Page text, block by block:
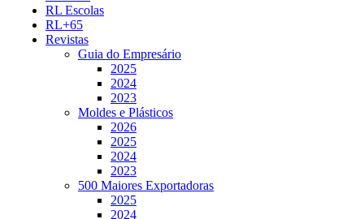
RL Escolas
RL+65
Revistas
Guia do Empresário
2025
2024
2023
Moldes e Plásticos
2026
2025
2024
2023
500 Maiores Exportadoras
2025
2024